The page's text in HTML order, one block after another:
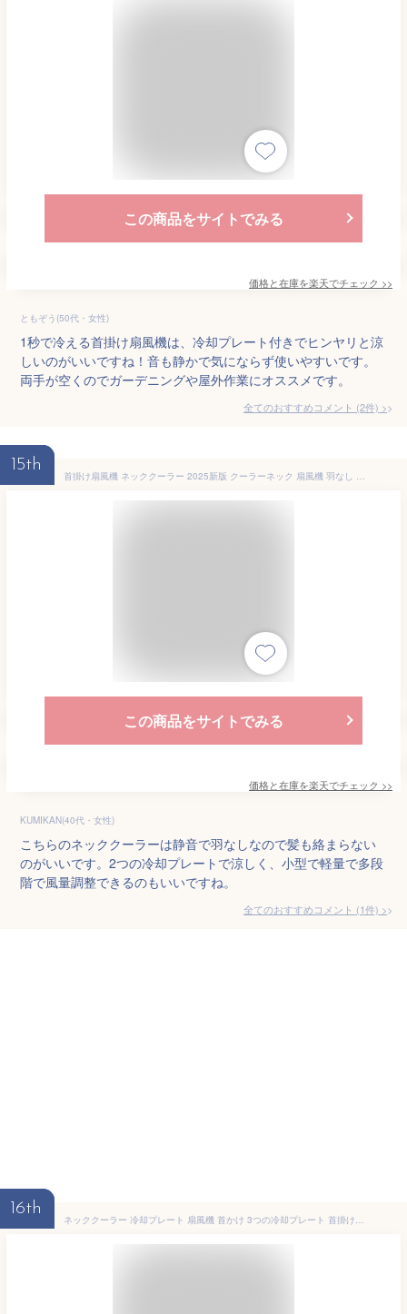
この商品をサイトでみる
価格と在庫を楽天でチェック >>
ともぞう(50代・女性)
1秒で冷える首掛け扇風機は、冷却プレート付きでヒンヤリと涼
しいのがいいですね！音も静かで気にならず使いやすいです。
両手が空くのでガーデニングや屋外作業にオススメです。
全てのおすすめコメント (2件) >
15th
首掛け扇風機 ネッククーラー 2025新版 クーラーネック 扇風機 羽なし 小型 軽量 4000mAh大容量 首かけ 2つ冷却プレート 静音 携帯用扇風機 1秒で冷やす 四風道送風 多段階風量調整 DCモーター コンパクト 冷感 半導体冷却扇風機 LED表示
この商品をサイトでみる
価格と在庫を楽天でチェック >>
KUMIKAN(40代・女性)
こちらのネッククーラーは静音で羽なしなので髪も絡まらない
のがいいです。2つの冷却プレートで涼しく、小型で軽量で多段
階で風量調整できるのもいいですね。
全てのおすすめコメント (1件) >
16th
ネッククーラー 冷却プレート 扇風機 首かけ 3つの冷却プレート 首掛け扇風機 半導体冷却 強力 四風道送風 冷房 暖房 LED付き 急速充電 羽なし 携帯扇風機 LED付き 冷/暖 静音 熱中症対策 暑さ対策